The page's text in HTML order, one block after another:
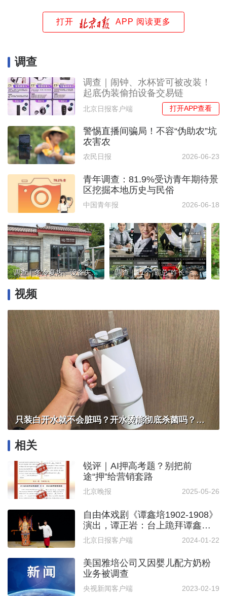
打开 APP 阅读更多
调查
调查｜闹钟、水杯皆可被改装！
起底伪装偷拍设备交易链
北京日报客户端 打开APP查看
警惕直播间骗局！不容“伪助农”坑
农害农
农民日报 2026-06-23
青年调查：81.9%受访青年期待景
区挖掘本地历史与民俗
中国青年报 2026-06-18
调查｜冬冷夏热、设备失灵……部分阅读空间遇运营尴尬 调查｜11个“霸总”咋长一张脸？擦亮双眼！温情背后只为吸金
视频
只装白开水就不会脏吗？开水烫能彻底杀菌吗？感控专家详解“吸管杯”藏菌真相｜都视频·热观察
相关
锐评｜AI押高考题？别把前
途“押”给营销套路
北京晚报 2025-05-26
自由体戏剧《谭鑫培1902-1908》
演出，谭正岩：台上跪拜谭鑫培
心潮澎湃
北京日报客户端 2024-01-22
美国雅培公司又因婴儿配方奶粉
业务被调查
央视新闻客户端 2023-02-19